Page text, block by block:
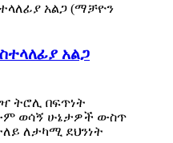
አልጋ
ትሮሊ በፍጥነት
ወሳኝ ሁኔታዎች ውስጥ
ለታካሚ ደህንነት